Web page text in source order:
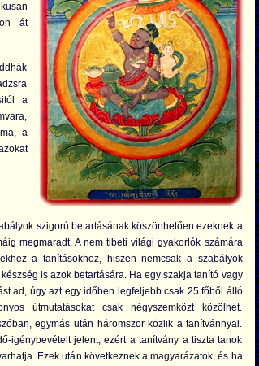
át
a
a
szigorú betartásának köszönhetően ezeknek a
megmaradt. A nem tibeti világi gyakorlók számára
a tanításokhoz, hiszen nemcsak a szabályok
is azok betartására. Ha egy szakja tanító vagy
ad, úgy azt egy időben legfeljebb csak 25 főből álIó
útmutatásokat csak négyszemközt közölhet.
egymás után háromszor közlik a tanítvánnyal.
igénybevételt jelent, ezért a tanítvány a tiszta tanok
Ezek után következnek a magyarázatok, és ha